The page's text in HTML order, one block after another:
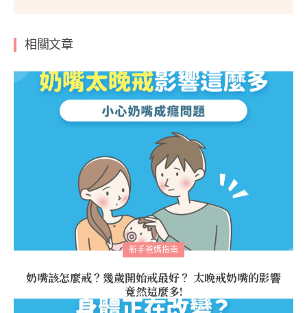
相關文章
新手爸媽指南
奶嘴該怎麼戒？幾歲開始戒最好？ 太晚戒奶嘴的影響
竟然這麼多!